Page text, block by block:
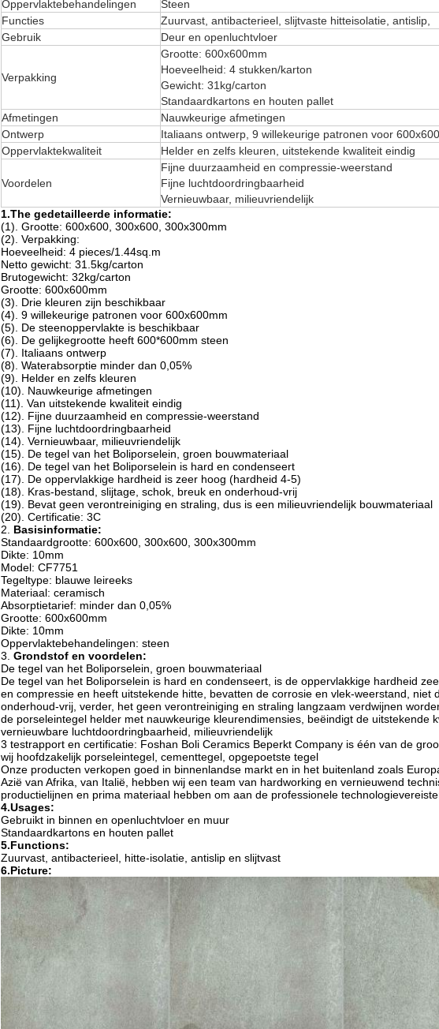
Oppervlaktebehandelingen
Steen
Functies
Zuurvast, antibacterieel, slijtvaste hitteisolatie, antislip,
Gebruik
Deur en openluchtvloer
Verpakking
Grootte: 600x600mm
Hoeveelheid: 4 stukken/karton
Gewicht: 31kg/carton
Standaardkartons en houten pallet
Afmetingen
Nauwkeurige afmetingen
Ontwerp
Italiaans ontwerp, 9 willekeurige patronen voor
Oppervlaktekwaliteit
Helder en zelfs kleuren, uitstekende kwaliteit eindig
Voordelen
Fijne duurzaamheid en compressie-weerstand
Fijne luchtdoordringbaarheid
Vernieuwbaar, milieuvriendelijk
1.The gedetailleerde informatie:
(1). Grootte: 600x600, 300x600, 300x300mm
(2). Verpakking:
Hoeveelheid: 4 pieces/1.44sq.m
Netto gewicht: 31.5kg/carton
Brutogewicht: 32kg/carton
Grootte: 600x600mm
(3). Drie kleuren zijn beschikbaar
(4). 9 willekeurige patronen voor 600x600mm
(5). De steenoppervlakte is beschikbaar
(6). De gelijkegrootte heeft 600*600mm steen
(7). Italiaans ontwerp
(8). Waterabsorptie minder dan 0,05%
(9). Helder en zelfs kleuren
(10). Nauwkeurige afmetingen
(11). Van uitstekende kwaliteit eindig
(12). Fijne duurzaamheid en compressie-weerstand
(13). Fijne luchtdoordringbaarheid
(14). Vernieuwbaar, milieuvriendelijk
(15). De tegel van het Boliporselein, groen bouwmateriaal
(16). De tegel van het Boliporselein is hard en condenseert
(17). De oppervlakkige hardheid is zeer hoog (hardheid 4-5)
(18). Kras-bestand, slijtage, schok, breuk en onderhoud-vrij
(19). Bevat geen verontreiniging en straling, dus is een milieuvriendelijk bouwmateriaal
(20). Certificatie: 3C
2. Basisinformatie:
Standaardgrootte: 600x600, 300x600, 300x300mm
Dikte: 10mm
Model: CF7751
Tegeltype: blauwe leireeks
Materiaal: ceramisch
Absorptietarief: minder dan 0,05%
Grootte: 600x600mm
Dikte: 10mm
Oppervlaktebehandelingen: steen
3. Grondstof en voordelen:
De tegel van het Boliporselein, groen bouwmateriaal
De tegel van het Boliporselein is hard en condenseert, is de oppervlakkige hardheid
en compressie en heeft uitstekende hitte, bevatten de corrosie en vlek-weerstand,
onderhoud-vrij, verder, het geen verontreiniging en straling langzaam verdwijnen
de porseleintegel helder met nauwkeurige kleurendimensies, beëindigt de uitstekende
vernieuwbare luchtdoordringbaarheid, milieuvriendelijk
3 testrapport en certificatie: Foshan Boli Ceramics Beperkt Company is één van de
wij hoofdzakelijk porseleintegel, cementtegel, opgepoetste tegel
Onze producten verkopen goed in binnenlandse markt en in het buitenland zoals
Azië van Afrika, van Italië, hebben wij een team van hardworking en vernieuwend
productielijnen en prima materiaal hebben om aan de professionele
4.Usages:
Gebruikt in binnen en openluchtvloer en muur
Standaardkartons en houten pallet
5.Functions:
Zuurvast, antibacterieel, hitte-isolatie, antislip en slijtvast
6.Picture: